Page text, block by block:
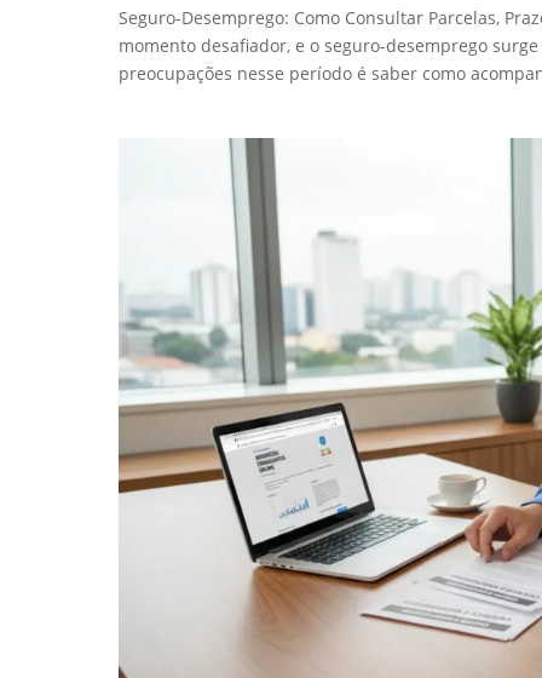
Seguro-Desemprego: Como Consultar Parcelas,
momento desafiador, e o seguro-desemprego
preocupações nesse período é saber como